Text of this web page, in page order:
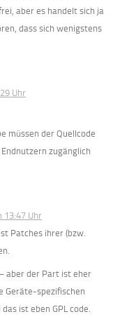
aber es handelt sich ja
dass sich wenigstens
Uhr
müssen der Quellcode
zugänglich
13:47 Uhr
Patches ihrer (bzw.
aber der Part ist eher
Geräte-spezifischen
ist eben GPL code.